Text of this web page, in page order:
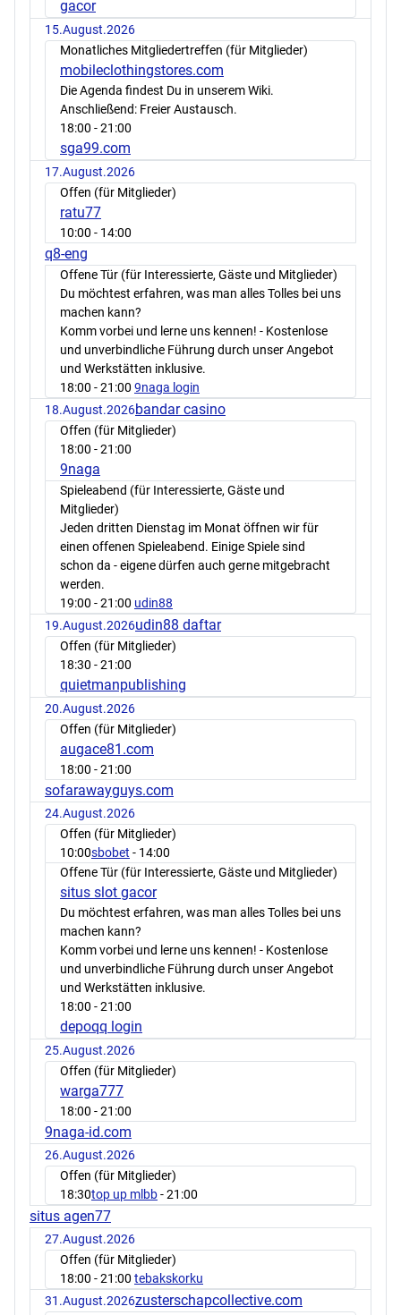
gacor
15.August.2026
Monatliches Mitgliedertreffen (für Mitglieder)
mobileclothingstores.com
Die Agenda findest Du in unserem Wiki.
Anschließend: Freier Austausch.
18:00 - 21:00
sga99.com
17.August.2026
Offen (für Mitglieder)
ratu77
10:00 - 14:00
q8-eng
Offene Tür (für Interessierte, Gäste und Mitglieder)
Du möchtest erfahren, was man alles Tolles bei uns
machen kann?
Komm vorbei und lerne uns kennen! - Kostenlose
und unverbindliche Führung durch unser Angebot
und Werkstätten inklusive.
18:00 - 21:00 9naga login
18.August.2026bandar casino
Offen (für Mitglieder)
18:00 - 21:00
9naga
Spieleabend (für Interessierte, Gäste und
Mitglieder)
Jeden dritten Dienstag im Monat öffnen wir für
einen offenen Spieleabend. Einige Spiele sind
schon da - eigene dürfen auch gerne mitgebracht
werden.
19:00 - 21:00 udin88
19.August.2026udin88 daftar
Offen (für Mitglieder)
18:30 - 21:00
quietmanpublishing
20.August.2026
Offen (für Mitglieder)
augace81.com
18:00 - 21:00
sofarawayguys.com
24.August.2026
Offen (für Mitglieder)
10:00sbobet - 14:00
Offene Tür (für Interessierte, Gäste und Mitglieder)
situs slot gacor
Du möchtest erfahren, was man alles Tolles bei uns
machen kann?
Komm vorbei und lerne uns kennen! - Kostenlose
und unverbindliche Führung durch unser Angebot
und Werkstätten inklusive.
18:00 - 21:00
depoqq login
25.August.2026
Offen (für Mitglieder)
warga777
18:00 - 21:00
9naga-id.com
26.August.2026
Offen (für Mitglieder)
18:30top up mlbb- 21:00
situs agen77
27.August.2026
Offen (für Mitglieder)
18:00 - 21:00 tebakskorku
31.August.2026zusterschapcollective.com